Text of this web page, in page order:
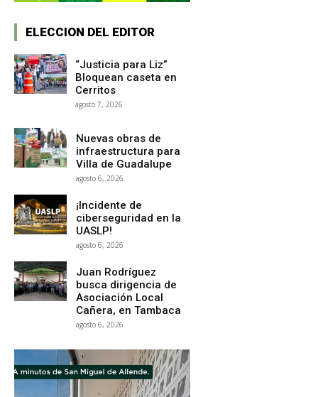
ELECCION DEL EDITOR
“Justicia para Liz”
Bloquean caseta en
Cerritos
agosto 7, 2026
Nuevas obras de
infraestructura para
Villa de Guadalupe
agosto 6, 2026
¡Incidente de
ciberseguridad en la
UASLP!
agosto 6, 2026
Juan Rodríguez
busca dirigencia de
Asociación Local
Cañera, en Tambaca
agosto 6, 2026